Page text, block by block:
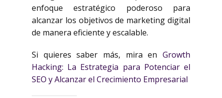
enfoque estratégico poderoso para
alcanzar los objetivos de marketing digital
de manera eficiente y escalable.
Si quieres saber más, mira en Growth
Hacking: La Estrategia para Potenciar el
SEO y Alcanzar el Crecimiento Empresarial